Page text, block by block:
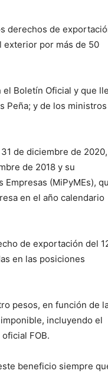
derechos de
exterior por más de 50
Boletín Oficial y que
Peña; y de los
de diciembre de
de 2018 y su
(MiPyMEs),
en el año calendario
de exportación del
en las posiciones
pesos, en función de
incluyendo el
FOB.
beneficio siempre